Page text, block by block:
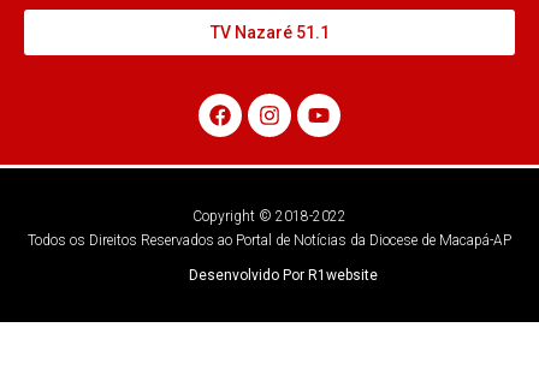
TV Nazaré 51.1
Copyright © 2018-2022
Todos os Direitos Reservados ao Portal de Notícias da Diocese de Macapá-AP
Desenvolvido Por R1website